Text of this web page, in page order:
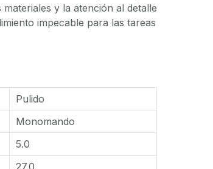
y la atención al detalle
impecable para las tareas
Pulido
Monomando
5.0
27.0